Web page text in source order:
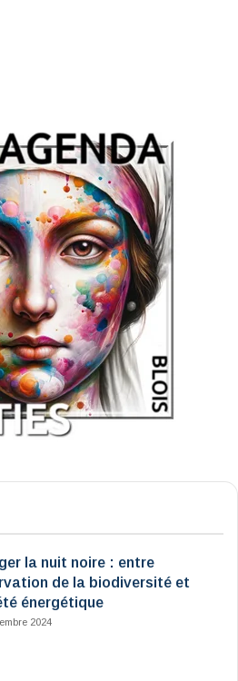
la nuit noire : entre
de la biodiversité et
énergétique
2024